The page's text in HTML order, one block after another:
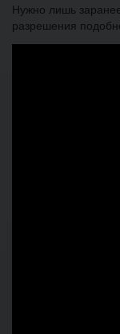
Нужно лишь
разрешения